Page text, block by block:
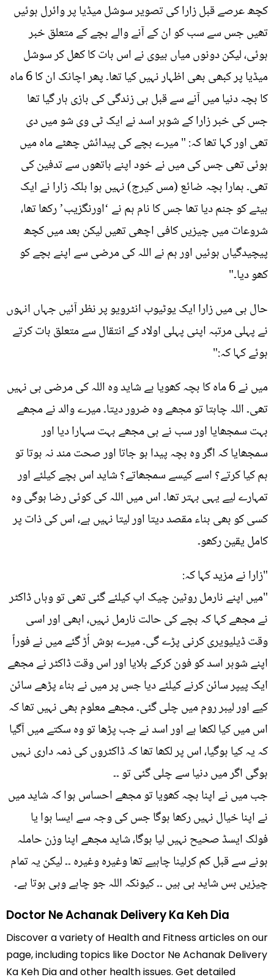
کچھ عرصے قبل زارا کی تصویر سوشل میڈیا پر وائرل ہوئیں
تھیں جس سے سب کو ان کے آنے والے بچے کے متعلق خبر
ہوئی، لیکن دونوں میاں بیوی نے اس بات کا کھل کر سوشل
میڈیا پر کبھی بھی اظہار نہیں کیا تھا۔ پھر اچانک ان کا 6 ماہ
کا بچہ دنیا میں آنے سے قبل ہی زندگی کی بازی ہار گیا تھا
جس کی خبر زارا کے شوہر اسد نے ایک ٹی وی شو میں دی
تھی اور کہا تھا کہ: " میرے بچے کی پیدائش چھٹے ماہ میں
ہوئی تھی جس کی میں نے خود اپنے ہاتھوں سے تدفین کی
تھی۔ ہمارا بچہ ضائع (مس کیرج) نہیں ہوا بلکہ زارا نے ایک
بیٹے کو جنم دیا تھا جس کا نام ہم نے ‘اورنگزیب’ رکھا تھا،
شروعات میں چیزیں کافی اچھی تھیں لیکن بعد میں کچھ
پیچیدگیاں ہوئیں اور ہم نے اللہ کی مرضی سے اپنے بچے کو
کھو دیا۔"
حال ہی میں زارا ایک یوٹیوب انٹرویو پر نظر آئیں جہاں انہوں
نے پہلی مرتبہ اپنی پہلی اولاد کے انتقال سے متعلق بات کرتے
ہوئے کہا کہ:"
میں نے 6 ماہ کا بچہ کھویا ہے شاید وہ اللہ کی مرضی ہی نہیں
تھی۔ اللہ چاہتا تو مجھے وہ ضرور دیتا۔ میرے والد نے مجھے
بہت سمجھایا اور سب نے ہی مجھے بہت سہارا دیا اور
سمجھایا کہ اگر وہ بچہ پیدا ہو جاتا اور صحت مند نہ ہوتا تو
ہم کیا کرتے؟ اسے کیسے سمجھاتے؟ شاید اس بچے کیلئے اور
تمہارے لیے یہی بہتر تھا۔ اس میں اللہ کی کوئی رضا ہوگی وہ
کسی کو بھی بناء مقصد دیتا اور لیتا نہیں ہے، اس کی ذات پر
کامل یقین رکھو۔
"زارا نے مزید کہا کہ:
"میں اپنے نارمل روٹین چیک اپ کیلئے گئی تھی تو وہاں ڈاکٹر
نے مجھے کہا کہ بچے کی حالت نارمل نہیں، ابھی اور اسی
وقت ڈیلیویری کرنی پڑے گی۔ میرے ہوش اُڑ گئے میں نے فوراً
اپنے شوہر اسد کو فون کرکے بلایا اور اس وقت ڈاکٹر نے مجھے
ایک پیپر سائن کرنے کیلئے دیا جس پر میں نے بناء پڑھے سائن
کیے اور لیبر روم میں چلی گئی۔ مجھے معلوم بھی نہیں تھا کہ
اس میں کیا لکھا ہے اور اسد نے جب پڑھا تو وہ سکتے میں آگیا
کہ یہ کیا ہوگیا، اس پر لکھا تھا کہ ڈاکٹروں کی ذمہ داری نہیں
ہوگی اگر میں دنیا سے چلی گئی تو ۔۔
جب میں نے اپنا بچہ کھویا تو مجھے احساس ہوا کہ شاید میں
نے اپنا خیال نہیں رکھا ہوگا جس کی وجہ سے ایسا ہوا یا
فولک ایسڈ صحیح نہیں لیا ہوگا، شاید مجھے اپنا وزن حاملہ
ہونے سے قبل کم کرلینا چاہیے تھا وغیرہ وغیرہ ۔۔ لیکن یہ تمام
چیزیں بس شاید ہی ہیں ۔۔ کیونکہ اللہ جو چاہے وہی ہوتا ہے۔
Doctor Ne Achanak Delivery Ka Keh Dia
Discover a variety of Health and Fitness articles on our
page, including topics like Doctor Ne Achanak Delivery
Ka Keh Dia and other health issues. Get detailed